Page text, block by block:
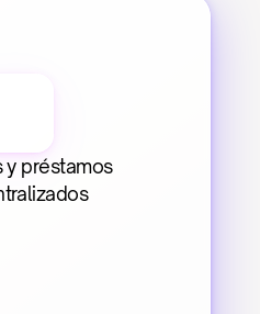
y préstamos